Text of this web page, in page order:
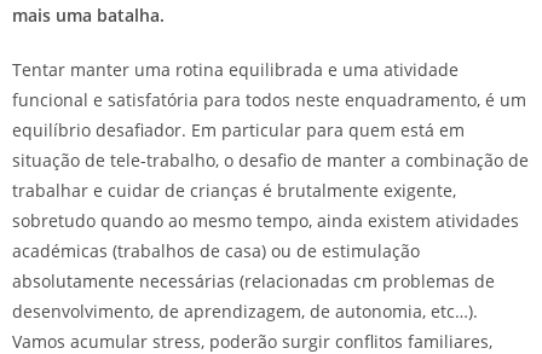
mais uma batalha.
Tentar manter uma rotina equilibrada e uma atividade
funcional e satisfatória para todos neste enquadramento, é um
equilíbrio desafiador. Em particular para quem está em
situação de tele-trabalho, o desafio de manter a combinação de
trabalhar e cuidar de crianças é brutalmente exigente,
sobretudo quando ao mesmo tempo, ainda existem atividades
académicas (trabalhos de casa) ou de estimulação
absolutamente necessárias (relacionadas cm problemas de
desenvolvimento, de aprendizagem, de autonomia, etc…).
Vamos acumular stress, poderão surgir conflitos familiares,